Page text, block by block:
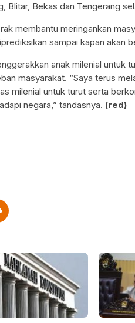
Blitar, Bekas dan Tengerang
membantu meringankan
sampai kapan akan
anak milenial untuk
masyarakat. “Saya terus
milenial untuk turut serta
negara,” tandasnya. (red)